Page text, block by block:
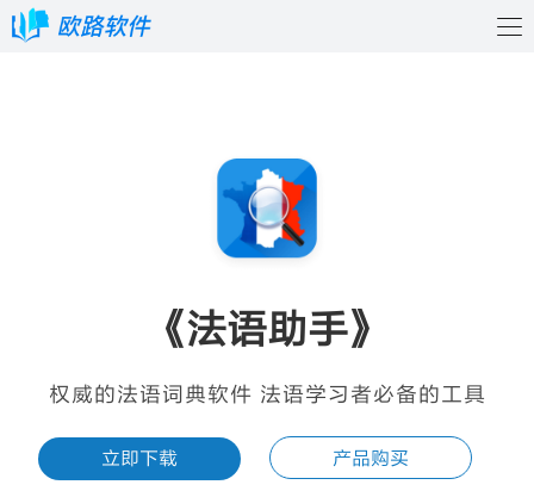
《法语助手》
权威的法语词典软件 法语学习者必备的工具
立即下载 产品购买